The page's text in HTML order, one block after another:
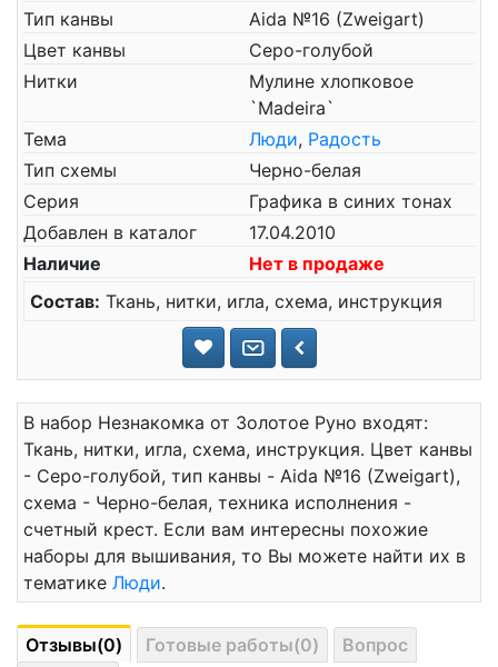
Тип канвы
Aida №16 (Zweigart)
Цвет канвы
Серо-голубой
Нитки
Мулине хлопковое
`Madeira`
Тема
Люди, Радость
Тип схемы
Черно-белая
Серия
Графика в синих тонах
Добавлен в каталог
17.04.2010
Наличие
Нет в продаже
Состав: Ткань, нитки, игла, схема, инструкция
В набор Незнакомка от Золотое Руно входят:
Ткань, нитки, игла, схема, инструкция. Цвет канвы
- Серо-голубой, тип канвы - Aida №16 (Zweigart),
схема - Черно-белая, техника исполнения -
счетный крест. Если вам интересны похожие
наборы для вышивания, то Вы можете найти их в
тематике Люди.
Отзывы(0) Готовые работы(0)
Вопрос